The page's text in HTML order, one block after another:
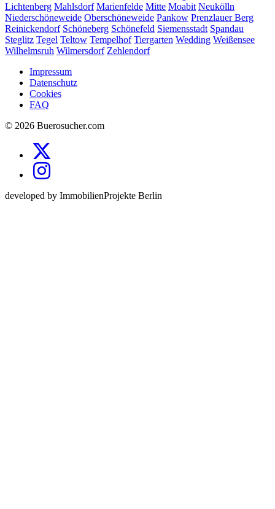
Lichtenberg Mahlsdorf Marienfelde Mitte Moabit Neukölln
Niederschöneweide Oberschöneweide Pankow Prenzlauer Berg
Reinickendorf Schöneberg Schönefeld Siemensstadt Spandau
Steglitz Tegel Teltow Tempelhof Tiergarten Wedding Weißensee
Wilhelmsruh Wilmersdorf Zehlendorf
Impressum
Datenschutz
Cookies
FAQ
© 2026 Buerosucher.com
developed by ImmobilienProjekte Berlin